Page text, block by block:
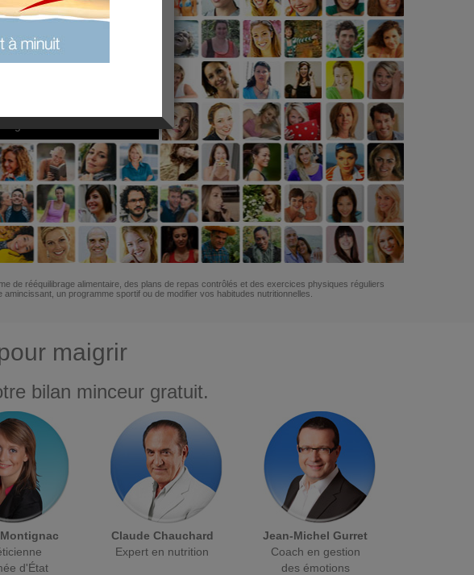
COACHING
de rééquilibrage alimentaire, des plans de repas contrôlés et des exercices physiques réguliers
un programme sportif ou de modifier vos habitudes nutritionnelles.
maigrir
bilan minceur gratuit.
d'État
Claude Chauchard
Expert en nutrition
Jean-Michel Gurret
Coach en gestion
des émotions